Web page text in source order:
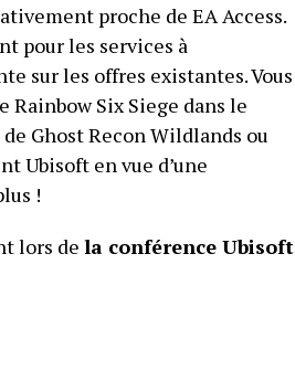
proche de EA Access.
pour les services à
sur les offres existantes. Vous
Rainbow Six Siege dans le
Ghost Recon Wildlands ou
Ubisoft en vue d’une
!
lors de la conférence Ubisoft